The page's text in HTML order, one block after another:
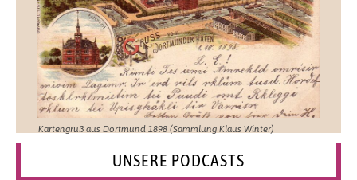
Kartengruß aus Dortmund 1898 (Sammlung Klaus Winter)
UNSERE PODCASTS